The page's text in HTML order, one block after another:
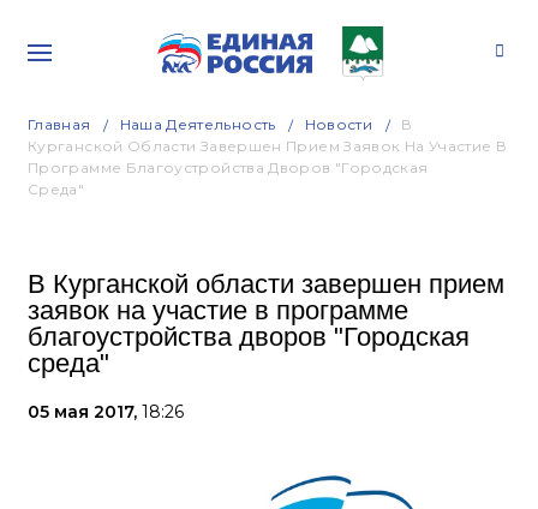
Главная Наша Деятельность Новости
В
Курганской Области Завершен Прием Заявок На Участие В
Программе Благоустройства Дворов "Городская
Среда"
В Курганской области завершен прием
заявок на участие в программе
благоустройства дворов "Городская
среда"
05 мая 2017, 18:26